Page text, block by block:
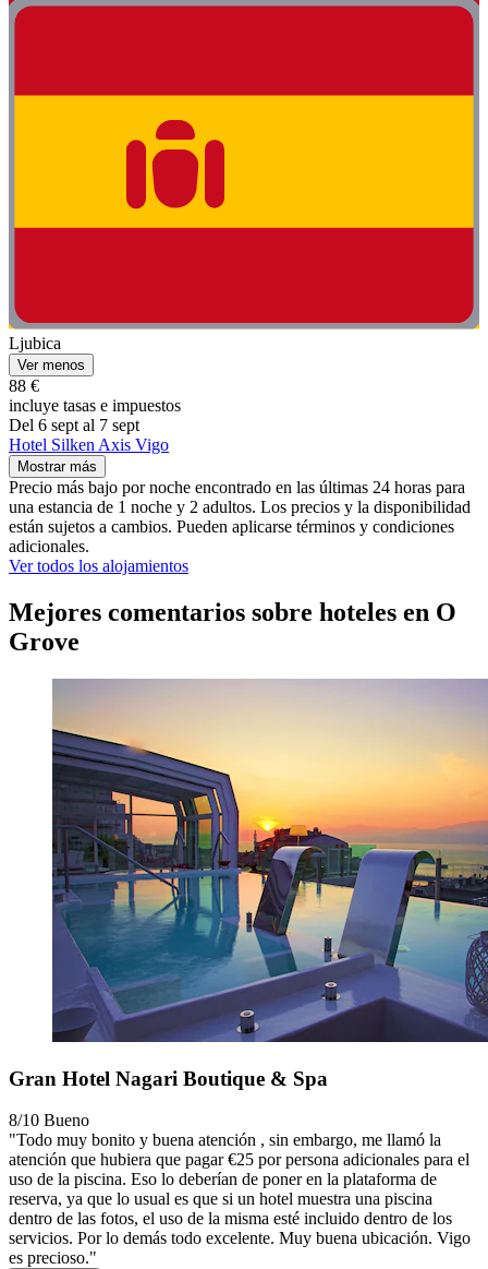
Ljubica
Ver menos
88 €
incluye tasas e impuestos
Del 6 sept al 7 sept
Hotel Silken Axis Vigo
Mostrar más
Precio más bajo por noche encontrado en las últimas 24 horas para
una estancia de 1 noche y 2 adultos. Los precios y la disponibilidad
están sujetos a cambios. Pueden aplicarse términos y condiciones
adicionales.
Ver todos los alojamientos
Mejores comentarios sobre hoteles en O
Grove
Gran Hotel Nagari Boutique & Spa
8/10 Bueno
"Todo muy bonito y buena atención , sin embargo, me llamó la
atención que hubiera que pagar €25 por persona adicionales para el
uso de la piscina. Eso lo deberían de poner en la plataforma de
reserva, ya que lo usual es que si un hotel muestra una piscina
dentro de las fotos, el uso de la misma esté incluido dentro de los
servicios. Por lo demás todo excelente. Muy buena ubicación. Vigo
es precioso."